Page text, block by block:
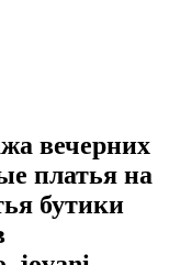
вечерних
платья на
бутики